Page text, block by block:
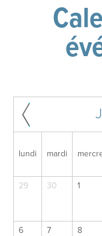
lundi mardi
29 30 1
6 7 8